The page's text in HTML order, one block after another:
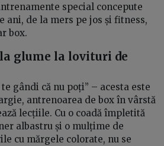
special concepute
ani, de la mers pe jos și fitness,
box.
glume la lovituri de
te gândi că nu poți” – acesta este
antrenoarea de box în vârstă
lecțiile. Cu o coadă împletită
albastru și o mulțime de
cu mărgele colorate, nu se